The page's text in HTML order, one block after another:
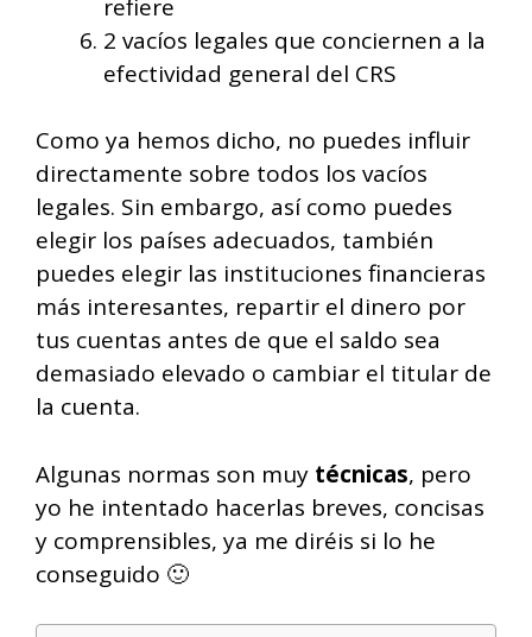
refiere
2 vacíos legales que conciernen a la
efectividad general del CRS
Como ya hemos dicho, no puedes influir
directamente sobre todos los vacíos
legales. Sin embargo, así como puedes
elegir los países adecuados, también
puedes elegir las instituciones financieras
más interesantes, repartir el dinero por
tus cuentas antes de que el saldo sea
demasiado elevado o cambiar el titular de
la cuenta.
Algunas normas son muy técnicas, pero
yo he intentado hacerlas breves, concisas
y comprensibles, ya me diréis si lo he
conseguido 🙂